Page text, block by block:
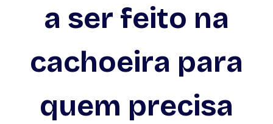
a ser feito na
cachoeira para
quem precisa